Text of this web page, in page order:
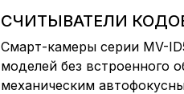
СЧИТЫВАТЕЛИ
Смарт-камеры серии MV-
моделей без встроенного
механическим